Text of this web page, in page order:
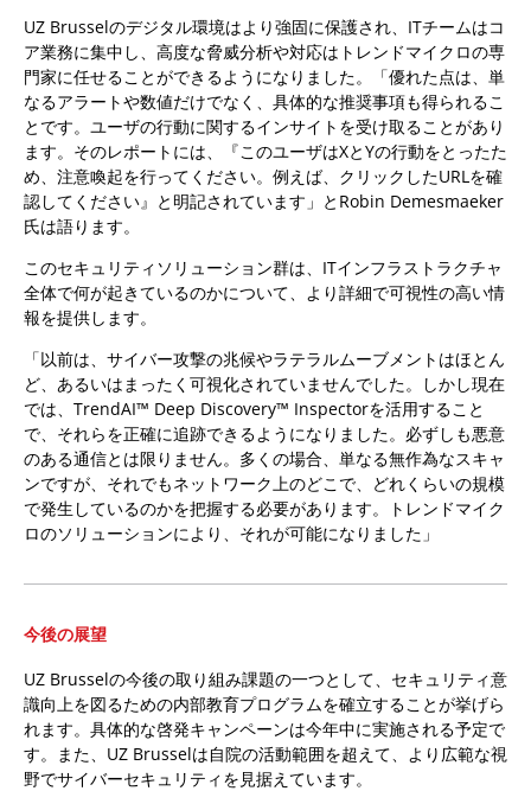
UZ Brusselのデジタル環境はより強固に保護され、ITチームはコ
ア業務に集中し、高度な脅威分析や対応はトレンドマイクロの専
門家に任せることができるようになりました。「優れた点は、単
なるアラートや数値だけでなく、具体的な推奨事項も得られるこ
とです。ユーザの行動に関するインサイトを受け取ることがあり
ます。そのレポートには、『このユーザはXとYの行動をとったた
め、注意喚起を行ってください。例えば、クリックしたURLを確
認してください』と明記されています」とRobin Demesmaeker
氏は語ります。
このセキュリティソリューション群は、ITインフラストラクチャ
全体で何が起きているのかについて、より詳細で可視性の高い情
報を提供します。
「以前は、サイバー攻撃の兆候やラテラルムーブメントはほとん
ど、あるいはまったく可視化されていませんでした。しかし現在
では、TrendAI™ Deep Discovery™ Inspectorを活用すること
で、それらを正確に追跡できるようになりました。必ずしも悪意
のある通信とは限りません。多くの場合、単なる無作為なスキャ
ンですが、それでもネットワーク上のどこで、どれくらいの規模
で発生しているのかを把握する必要があります。トレンドマイク
ロのソリューションにより、それが可能になりました」
今後の展望
UZ Brusselの今後の取り組み課題の一つとして、セキュリティ意
識向上を図るための内部教育プログラムを確立することが挙げら
れます。具体的な啓発キャンペーンは今年中に実施される予定で
す。また、UZ Brusselは自院の活動範囲を超えて、より広範な視
野でサイバーセキュリティを見据えています。